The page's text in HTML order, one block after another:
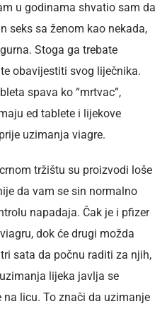
u godinama shvatio sam da
seks sa ženom kao nekada,
Stoga ga trebate
obavijestiti svog liječnika.
spava ko “mrtvac”,
ed tablete i lijekove
uzimanja viagre.
tržištu su proizvodi loše
da vam se sin normalno
napadaja. Čak je i pfizer
dok će drugi možda
sata da počnu raditi za njih,
lijeka javlja se
licu. To znači da uzimanje